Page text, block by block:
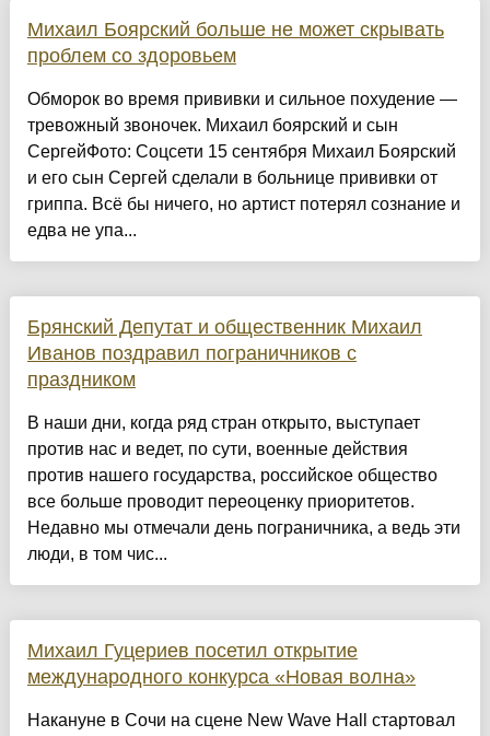
Михаил Боярский больше не может скрывать
проблем со здоровьем
Обморок во время прививки и сильное похудение —
тревожный звоночек. Михаил боярский и сын
СергейФото: Соцсети 15 сентября Михаил Боярский
и его сын Сергей сделали в больнице прививки от
гриппа. Всё бы ничего, но артист потерял сознание и
едва не упа...
Брянский Депутат и общественник Михаил
Иванов поздравил пограничников с
праздником
В наши дни, когда ряд стран открыто, выступает
против нас и ведет, по сути, военные действия
против нашего государства, российское общество
все больше проводит переоценку приоритетов.
Недавно мы отмечали день пограничника, а ведь эти
люди, в том чис...
Михаил Гуцериев посетил открытие
международного конкурса «Новая волна»
Накануне в Сочи на сцене New Wave Hall стартовал